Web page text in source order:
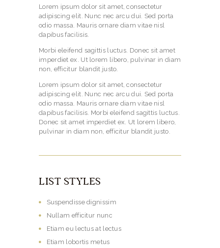
Lorem ipsum dolor sit amet, consectetur
adipiscing elit. Nunc nec arcu dui. Sed porta
odio massa. Mauris ornare diam vitae nisl
dapibus facilisis.
Morbi eleifend sagittis luctus. Donec sit amet
imperdiet ex. Ut lorem libero, pulvinar in diam
non, efficitur blandit justo.
Lorem ipsum dolor sit amet, consectetur
adipiscing elit. Nunc nec arcu dui. Sed porta
odio massa. Mauris ornare diam vitae nisl
dapibus facilisis. Morbi eleifend sagittis luctus.
Donec sit amet imperdiet ex. Ut lorem libero,
pulvinar in diam non, efficitur blandit justo.
LIST STYLES
Suspendisse dignissim
Nullam efficitur nunc
Etiam eu lectus at lectus
Etiam lobortis metus